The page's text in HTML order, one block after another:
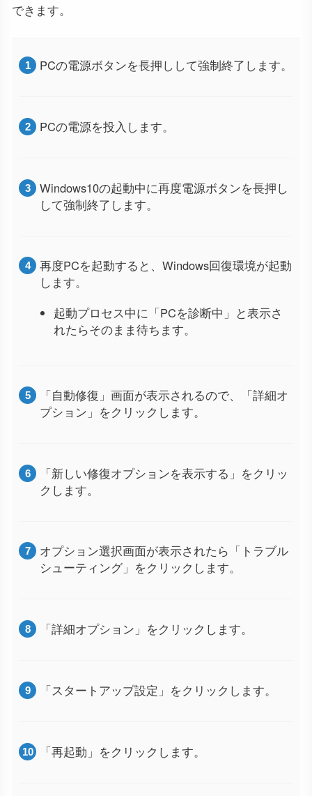
できます。
PCの電源ボタンを長押しして強制終了します。
PCの電源を投入します。
Windows10の起動中に再度電源ボタンを長押し
して強制終了します。
再度PCを起動すると、Windows回復環境が起動
します。
起動プロセス中に「PCを診断中」と表示さ
れたらそのまま待ちます。
「自動修復」画面が表示されるので、「詳細オ
プション」をクリックします。
「新しい修復オプションを表示する」をクリッ
クします。
オプション選択画面が表示されたら「トラブル
シューティング」をクリックします。
「詳細オプション」をクリックします。
「スタートアップ設定」をクリックします。
「再起動」をクリックします。